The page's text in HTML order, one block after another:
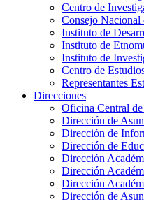
Centro de
Consejo
Instituto de
Instituto de
Instituto de
Centro de
Representantes
Direcciones
Oficina Central
Dirección de
Dirección de
Dirección de
Dirección
Dirección
Dirección
Dirección de